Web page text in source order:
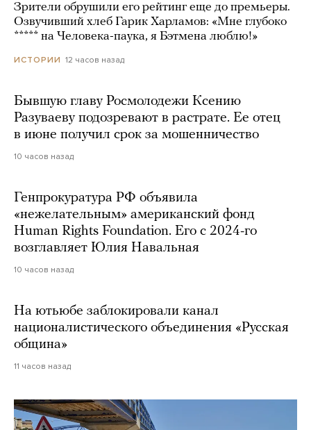
Зрители обрушили его рейтинг еще до премьеры.
Озвучивший хлеб Гарик Харламов: «Мне глубоко
***** на Человека-паука, я Бэтмена люблю!»
ИСТОРИИ 12 часов назад
Бывшую главу Росмолодежи Ксению
Разуваеву подозревают в растрате. Ее отец
в июне получил срок за мошенничество
10 часов назад
Генпрокуратура РФ объявила
«нежелательным» американский фонд
Human Rights Foundation. Его с 2024-го
возглавляет Юлия Навальная
10 часов назад
На ютьюбе заблокировали канал
националистического объединения «Русская
община»
11 часов назад